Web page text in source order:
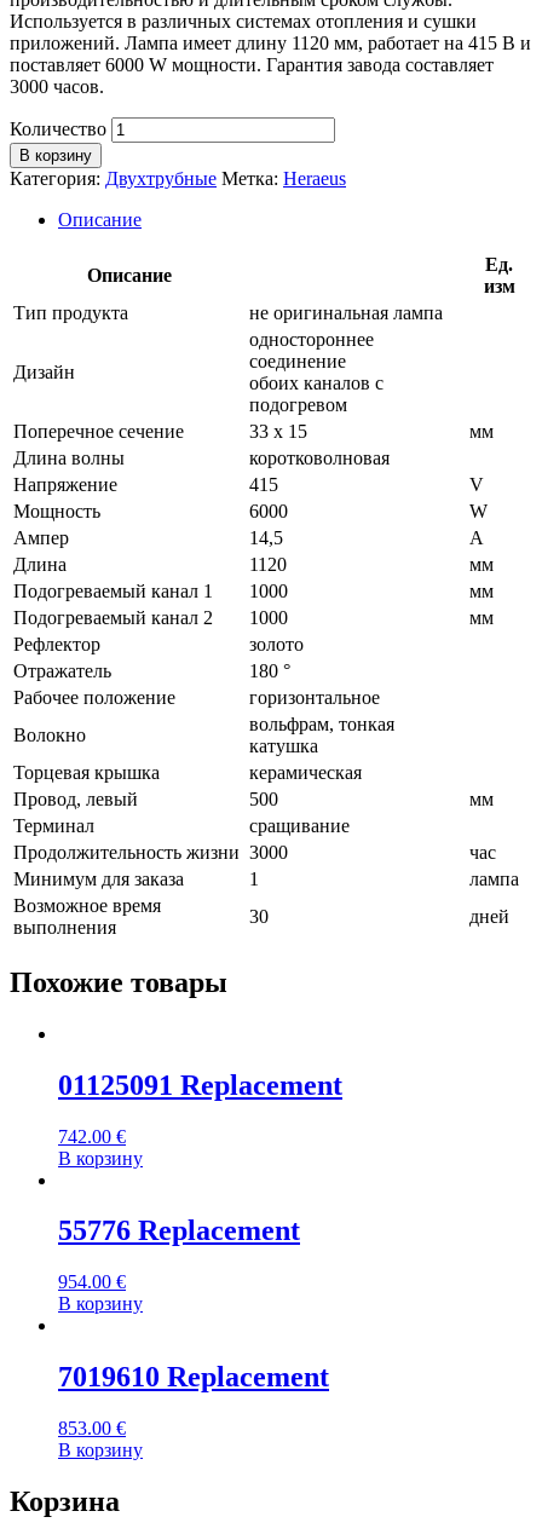
Используется в различных системах отопления и сушки
приложений. Лампа имеет длину 1120 мм, работает на 415 В и
поставляет 6000 W мощности. Гарантия завода составляет
3000 часов.
Количество
В корзину
Категория: Двухтрубные Метка: Heraeus
Описание
Описание
Ед.
изм
Тип продукта
не оригинальная лампа
Дизайн
одностороннее
соединение
обоих каналов с
подогревом
Поперечное сечение
33 х 15
мм
Длина волны
коротковолновая
Напряжение
415
V
Мощность
6000
W
Ампер
14,5
A
Длина
1120
мм
Подогреваемый канал 1
1000
мм
Подогреваемый канал 2
1000
мм
Рефлектор
золото
Отражатель
180 °
Рабочее положение
горизонтальное
Волокно
вольфрам, тонкая
катушка
Торцевая крышка
керамическая
Провод, левый
500
мм
Терминал
сращивание
Продолжительность жизни 3000
час
Минимум для заказа
1
лампа
Возможное время
выполнения
30 дней
Похожие товары
01125091 Replacement
742.00 €
В корзину
55776 Replacement
954.00 €
В корзину
7019610 Replacement
853.00 €
В корзину
Корзина